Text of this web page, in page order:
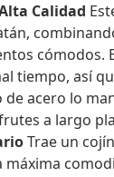
Calidad
cómodos.
tiempo, así
de acero lo
a largo
Trae un
máxima